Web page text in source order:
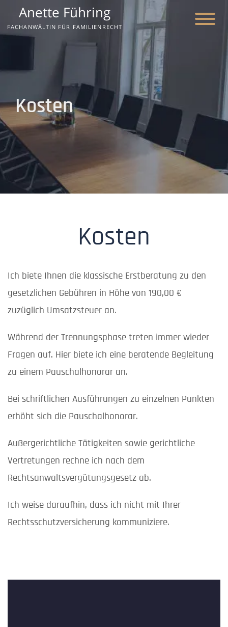
Anette Führing
FACHANWÄLTIN FÜR FAMILIENRECHT
Kosten
Kosten
Ich biete Ihnen die klassische Erstberatung zu den
gesetzlichen Gebühren in Höhe von 190,00 €
zuzüglich Umsatzsteuer an.
Während der Trennungsphase treten immer wieder
Fragen auf. Hier biete ich eine beratende Begleitung
zu einem Pauschalhonorar an.
Bei schriftlichen Ausführungen zu einzelnen Punkten
erhöht sich die Pauschalhonorar.
Außergerichtliche Tätigkeiten sowie gerichtliche
Vertretungen rechne ich nach dem
Rechtsanwaltsvergütungsgesetz ab.
Ich weise daraufhin, dass ich nicht mit Ihrer
Rechtsschutzversicherung kommuniziere.